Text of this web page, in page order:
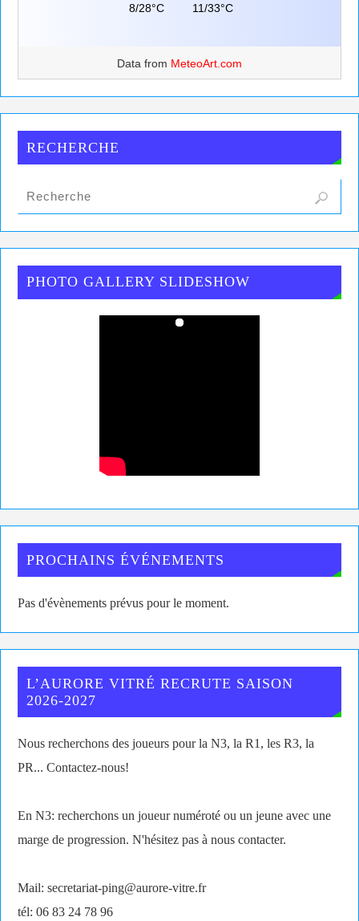
8/28°C 11/33°C
Data from MeteoArt.com
RECHERCHE
PHOTO GALLERY SLIDESHOW
PROCHAINS ÉVÉNEMENTS
Pas d'évènements prévus pour le moment.
L’AURORE VITRÉ RECRUTE SAISON
2026-2027
Nous recherchons des joueurs pour la N3, la R1, les R3, la
PR... Contactez-nous!
En N3: recherchons un joueur numéroté ou un jeune avec une
marge de progression. N'hésitez pas à nous contacter.
Mail: secretariat-ping@aurore-vitre.fr
tél: 06 83 24 78 96